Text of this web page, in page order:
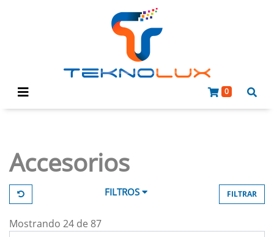
0
Accesorios
FILTROS FILTRAR
Mostrando 24 de 87